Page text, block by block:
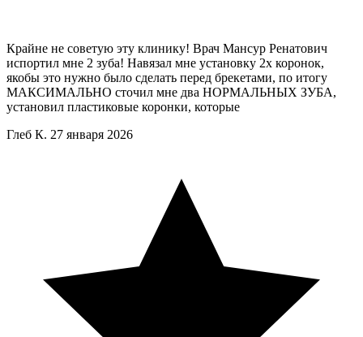
Крайне не советую эту клинику! Врач Мансур Ренатович
испортил мне 2 зуба! Навязал мне установку 2х коронок,
якобы это нужно было сделать перед брекетами, по итогу
МАКСИМАЛЬНО сточил мне два НОРМАЛЬНЫХ ЗУБА,
установил пластиковые коронки, которые
Глеб К. 27 января 2026